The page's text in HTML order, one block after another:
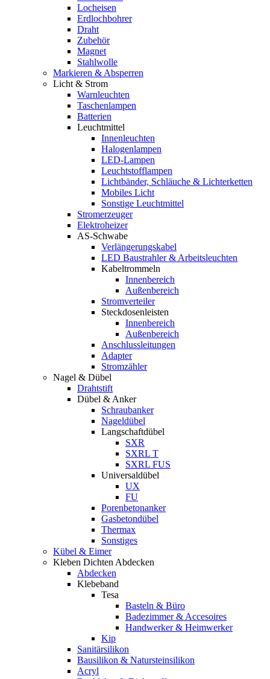
Locheisen
Erdlochbohrer
Draht
Zubehör
Magnet
Stahlwolle
Markieren & Absperren
Licht & Strom
Warnleuchten
Taschenlampen
Batterien
Leuchtmittel
Innenleuchten
Halogenlampen
LED-Lampen
Leuchtstofflampen
Lichtbänder, Schläuche & Lichterketten
Mobiles Licht
Sonstige Leuchtmittel
Stromerzeuger
Elektroheizer
AS-Schwabe
Verlängerungskabel
LED Baustrahler & Arbeitsleuchten
Kabeltrommeln
Innenbereich
Außenbereich
Stromverteiler
Steckdosenleisten
Innenbereich
Außenbereich
Anschlussleitungen
Adapter
Stromzähler
Nagel & Dübel
Drahtstift
Dübel & Anker
Schraubanker
Nageldübel
Langschaftdübel
SXR
SXRL T
SXRL FUS
Universaldübel
UX
FU
Porenbetonanker
Gasbetondübel
Thermax
Sonstiges
Kübel & Eimer
Kleben Dichten Abdecken
Abdecken
Klebeband
Tesa
Basteln & Büro
Badezimmer & Accesoires
Handwerker & Heimwerker
Kip
Sanitärsilikon
Bausilikon & Natursteinsilikon
Acryl